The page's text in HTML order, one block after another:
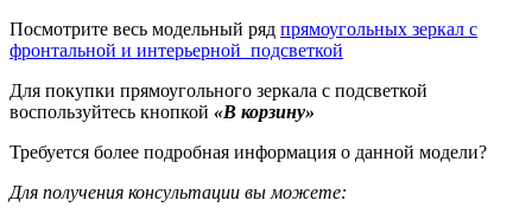
Посмотрите весь модельный ряд прямоугольных зеркал с
фронтальной и интерьерной подсветкой
Для покупки прямоугольного зеркала с подсветкой
воспользуйтесь кнопкой «В корзину»
Требуется более подробная информация о данной модели?
Для получения консультации вы можете: